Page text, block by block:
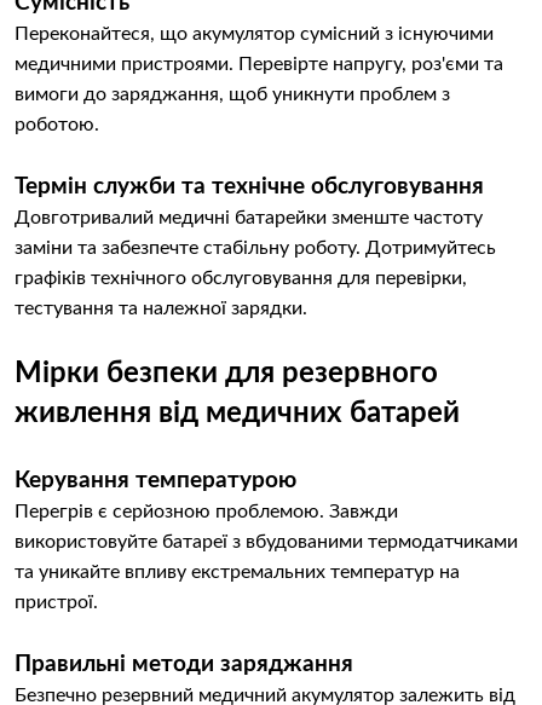
Переконайтеся, що акумулятор сумісний з існуючими
медичними пристроями. Перевірте напругу, роз'єми та
вимоги до заряджання, щоб уникнути проблем з
роботою.
Термін служби та технічне обслуговування
Довготривалий медичні батарейки зменште частоту
заміни та забезпечте стабільну роботу. Дотримуйтесь
графіків технічного обслуговування для перевірки,
тестування та належної зарядки.
Мірки безпеки для резервного
живлення від медичних батарей
Керування температурою
Перегрів є серйозною проблемою. Завжди
використовуйте батареї з вбудованими термодатчиками
та уникайте впливу екстремальних температур на
пристрої.
Правильні методи заряджання
Безпечно резервний медичний акумулятор залежить від